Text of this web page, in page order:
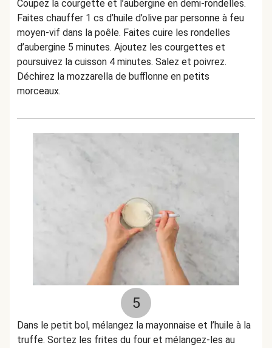
Coupez la courgette et l’aubergine en demi-rondelles.
Faites chauffer 1 cs d’huile d’olive par personne à feu
moyen-vif dans la poêle. Faites cuire les rondelles
d’aubergine 5 minutes. Ajoutez les courgettes et
poursuivez la cuisson 4 minutes. Salez et poivrez.
Déchirez la mozzarella de bufflonne en petits
morceaux.
5
Dans le petit bol, mélangez la mayonnaise et l’huile à la
truffe. Sortez les frites du four et mélangez-les au